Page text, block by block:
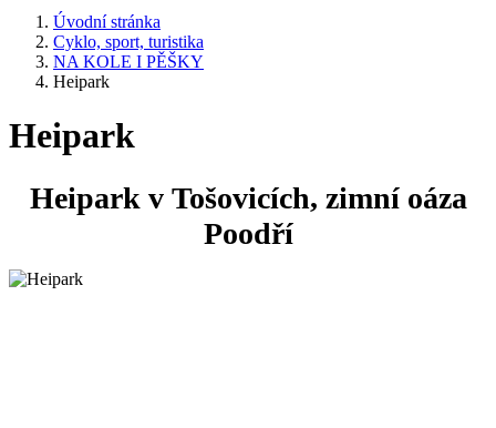
Úvodní stránka
Cyklo, sport, turistika
NA KOLE I PĚŠKY
Heipark
Heipark
Heipark v Tošovicích, zimní oáza
Poodří